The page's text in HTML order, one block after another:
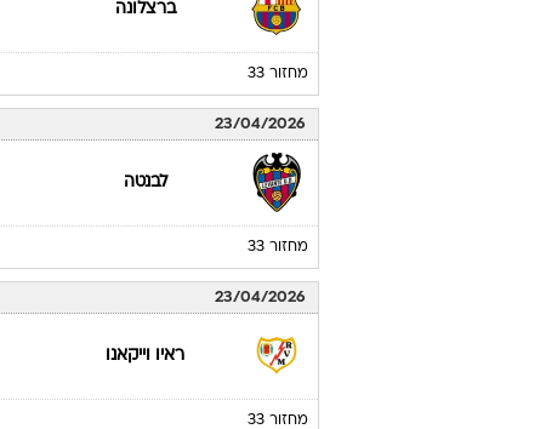
ברצלונה
מחזור 33
23/04/2026
לבנטה
מחזור 33
23/04/2026
ראיו וייקאנו
מחזור 33